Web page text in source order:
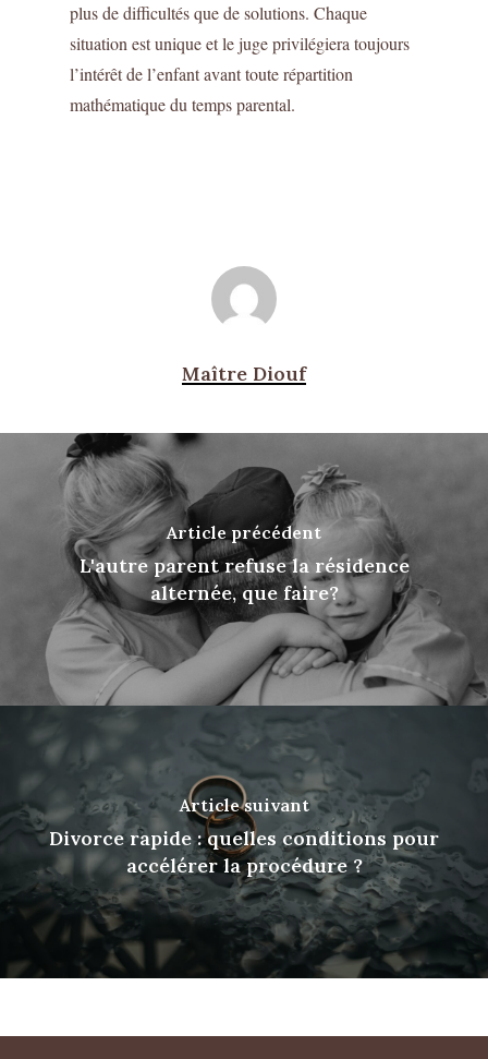
plus de difficultés que de solutions. Chaque
situation est unique et le juge privilégiera toujours
l’intérêt de l’enfant avant toute répartition
mathématique du temps parental.
Maître Diouf
Article précédent
L'autre parent refuse la résidence
alternée, que faire?
Article suivant
Divorce rapide : quelles conditions pour
accélérer la procédure ?